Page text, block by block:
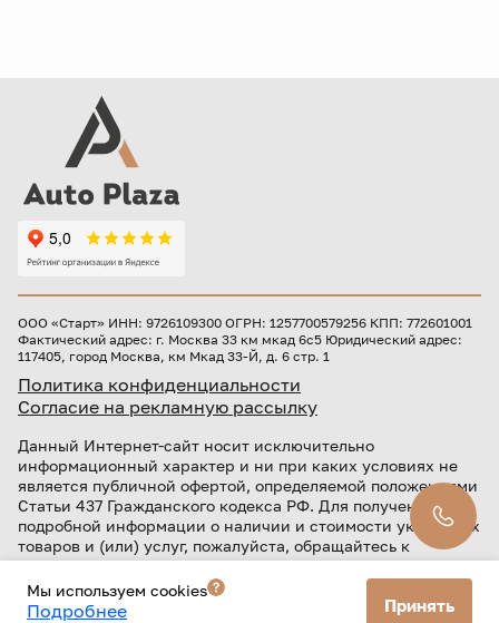
ООО «Старт» ИНН: 9726109300 ОГРН: 1257700579256 КПП: 772601001
Фактический адрес: г. Москва 33 км мкад 6с5 Юридический адрес:
117405, город Москва, км Мкад 33-Й, д. 6 стр. 1
Политика конфиденциальности
Согласие на рекламную рассылку
Данный Интернет-сайт носит исключительно
информационный характер и ни при каких условиях не
является публичной офертой, определяемой положениями
Статьи 437 Гражданского кодекса РФ. Для получения
подробной информации о наличии и стоимости указанных
товаров и (или) услуг, пожалуйста, обращайтесь к
менеджерам автоцентра.
Кредит предоставляется банком АО «ТБанк».
Мы используем cookies
Подробнее Принять